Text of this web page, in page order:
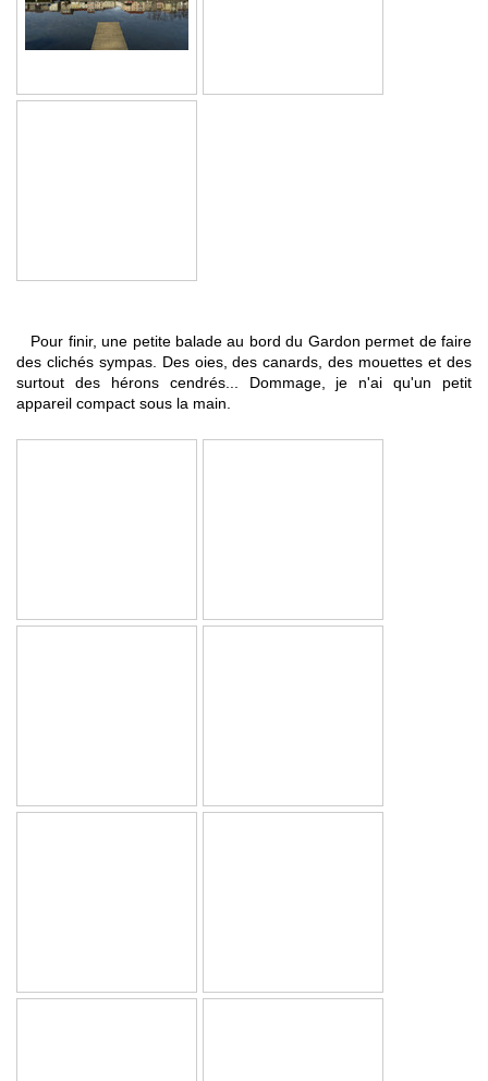
Pour finir, une petite balade au bord du Gardon permet de faire
des clichés sympas. Des oies, des canards, des mouettes et des
surtout des hérons cendrés... Dommage, je n'ai qu'un petit
appareil compact sous la main.